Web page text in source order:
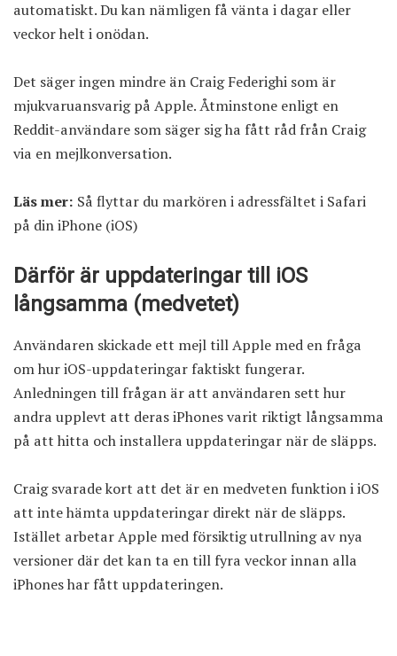
automatiskt. Du kan nämligen få vänta i dagar eller
veckor helt i onödan.
Det säger ingen mindre än Craig Federighi som är
mjukvaruansvarig på Apple. Åtminstone enligt en
Reddit-användare som säger sig ha fått råd från Craig
via en mejlkonversation.
Läs mer: Så flyttar du markören i adressfältet i Safari
på din iPhone (iOS)
Därför är uppdateringar till iOS
långsamma (medvetet)
Användaren skickade ett mejl till Apple med en fråga
om hur iOS-uppdateringar faktiskt fungerar.
Anledningen till frågan är att användaren sett hur
andra upplevt att deras iPhones varit riktigt långsamma
på att hitta och installera uppdateringar när de släpps.
Craig svarade kort att det är en medveten funktion i iOS
att inte hämta uppdateringar direkt när de släpps.
Istället arbetar Apple med försiktig utrullning av nya
versioner där det kan ta en till fyra veckor innan alla
iPhones har fått uppdateringen.